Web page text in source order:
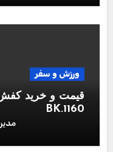
ورزش و سفر
قیمت و خرید
BK.1160
مدیر